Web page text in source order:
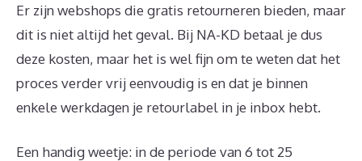
Er zijn webshops die gratis retourneren bieden, maar
dit is niet altijd het geval. Bij NA-KD betaal je dus
deze kosten, maar het is wel fijn om te weten dat het
proces verder vrij eenvoudig is en dat je binnen
enkele werkdagen je retourlabel in je inbox hebt.
Een handig weetje: in de periode van 6 tot 25